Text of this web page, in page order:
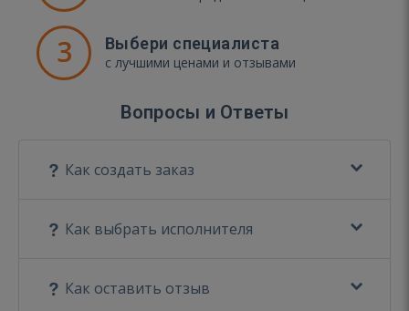
3 Выбери специалиста
с лучшими ценами и отзывами
Вопросы и Ответы
Как создать заказ
Как выбрать исполнителя
Как оставить отзыв